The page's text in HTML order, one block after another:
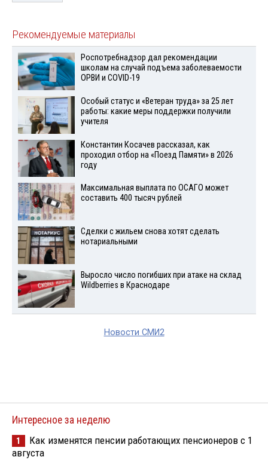
Рекомендуемые материалы
Роспотребнадзор дал рекомендации
школам на случай подъема заболеваемости
ОРВИ и COVID-19
Особый статус и «Ветеран труда» за 25 лет
работы: какие меры поддержки получили
учителя
Константин Косачев рассказал, как
проходил отбор на «Поезд Памяти» в 2026
году
Максимальная выплата по ОСАГО может
составить 400 тысяч рублей
Сделки с жильем снова хотят сделать
нотариальными
Выросло число погибших при атаке на склад
Wildberries в Краснодаре
Новости СМИ2
Интересное за неделю
1
Как изменятся пенсии работающих пенсионеров с 1
августа